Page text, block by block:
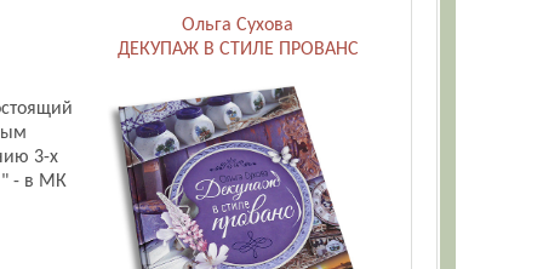
3-х
- в МК
Ольга Сухова
ДЕКУПАЖ В СТИЛЕ ПРОВАНС